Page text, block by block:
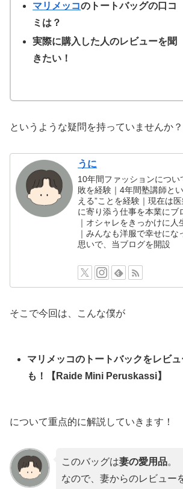
マリメッコのトートバッグの口コ
ミは？
実際に購入した人のレビューを聞
きたい！
というような疑問を持っていませんか？
うに
10年間ファッションについ
敗を経験｜4年間塾講師と
える”ことを経験｜現在は
に寄り添う仕事を本業にブ
｜オシャレをきっかけに
｜みんなも洋服で幸せにな
思いで、当ブログを開設
そこで今回は、こんな僕が
マリメッコのトートバックをレビュ
も！【Raide Mini Peruskassi】
について重点的に解説していきます！
このバッグは妻の愛用品。
なので、妻からのレビュー